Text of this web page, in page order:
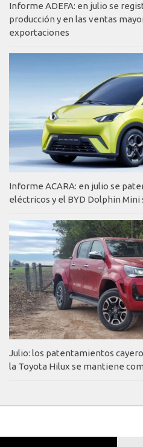
Informe ADEFA: en julio se
producción y en las ventas
exportaciones
Informe ACARA: en julio se
eléctricos y el BYD Dolphin
Julio: los patentamientos
la Toyota Hilux se mantiene